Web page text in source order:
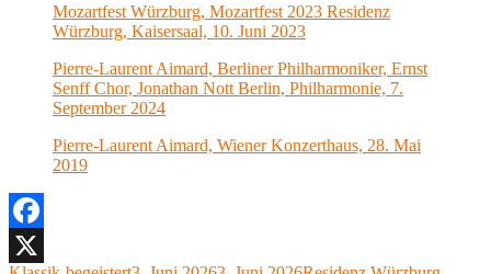
Mozartfest Würzburg, Mozartfest 2023 Residenz
Würzburg, Kaisersaal, 10. Juni 2023
Pierre-Laurent Aimard, Berliner Philharmoniker, Ernst
Senff Chor, Jonathan Nott Berlin, Philharmonie, 7.
September 2024
Pierre-Laurent Aimard, Wiener Konzerthaus, 28. Mai
2019
Facebook